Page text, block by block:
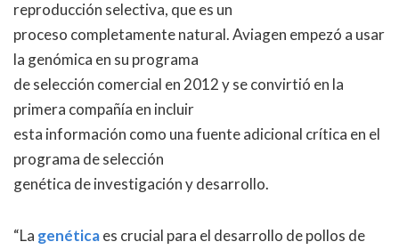
reproducción selectiva, que es un
proceso completamente natural. Aviagen empezó a usar
la genómica en su programa
de selección comercial en 2012 y se convirtió en la
primera compañía en incluir
esta información como una fuente adicional crítica en el
programa de selección
genética de investigación y desarrollo.
“La genéticaes crucial para el desarrollo de pollos de